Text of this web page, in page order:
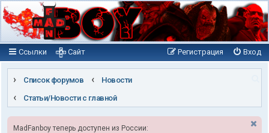
Ссылки Вход
Регистрация
Сайт
Список форумов
Новости
Статьи/Новости с главной
MadFanboy теперь доступен из России: